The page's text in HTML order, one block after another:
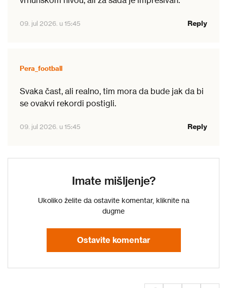
09. jul 2026. u 15:45 Reply
Pera_football
09. jul 2026. u 15:45
Svaka čast, ali realno, tim mora da bude jak da bi
se ovakvi rekordi postigli.
Reply
Imate mišljenje?
Ukoliko želite da ostavite komentar, kliknite na
dugme
Ostavite komentar